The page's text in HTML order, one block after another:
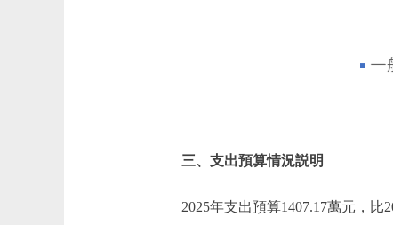
三、支出預算情況説明
2025年支出預算1407.17萬元，比